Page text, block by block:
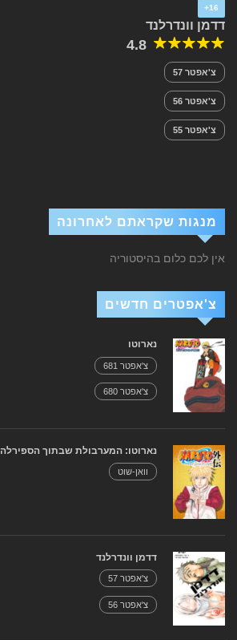
16+
דדמן וונדרלנד
4.8
צ'אפטר 57
צ'אפטר 56
צ'אפטר 55
מנגות שקראתם לאחרונה
אין לכם כלום בהיסטוריה
צ'אפטרים חדשים
נארוטו
צ'אפטר 681
צ'אפטר 680
נארוטו: המערבולת שבתוך הספירלה
וואן-שוט
דדמן וונדרלנד
צ'אפטר 57
צ'אפטר 56